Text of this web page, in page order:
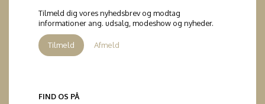
Tilmeld dig vores nyhedsbrev og modtag
informationer ang. udsalg, modeshow og nyheder.
Tilmeld Afmeld
FIND OS PÅ